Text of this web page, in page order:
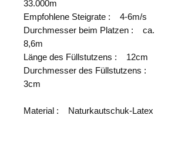
33.000m
Empfohlene Steigrate : 4-6m/s
Durchmesser beim Platzen : ca.
8,6m
Länge des Füllstutzens : 12cm
Durchmesser des Füllstutzens :
3cm
Material : Naturkautschuk-Latex